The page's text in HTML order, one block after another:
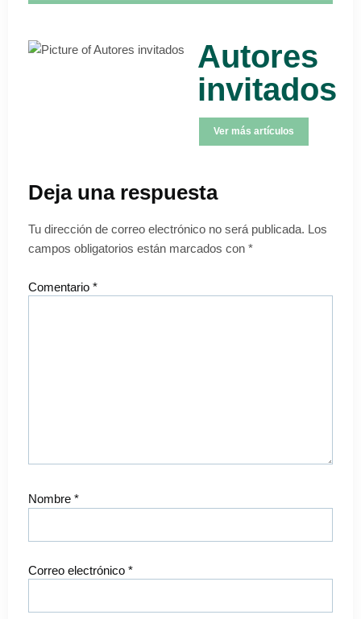
Autores
invitados
Ver más artículos
Deja una respuesta
Tu dirección de correo electrónico no será publicada. Los
campos obligatorios están marcados con *
Comentario *
Nombre *
Correo electrónico *